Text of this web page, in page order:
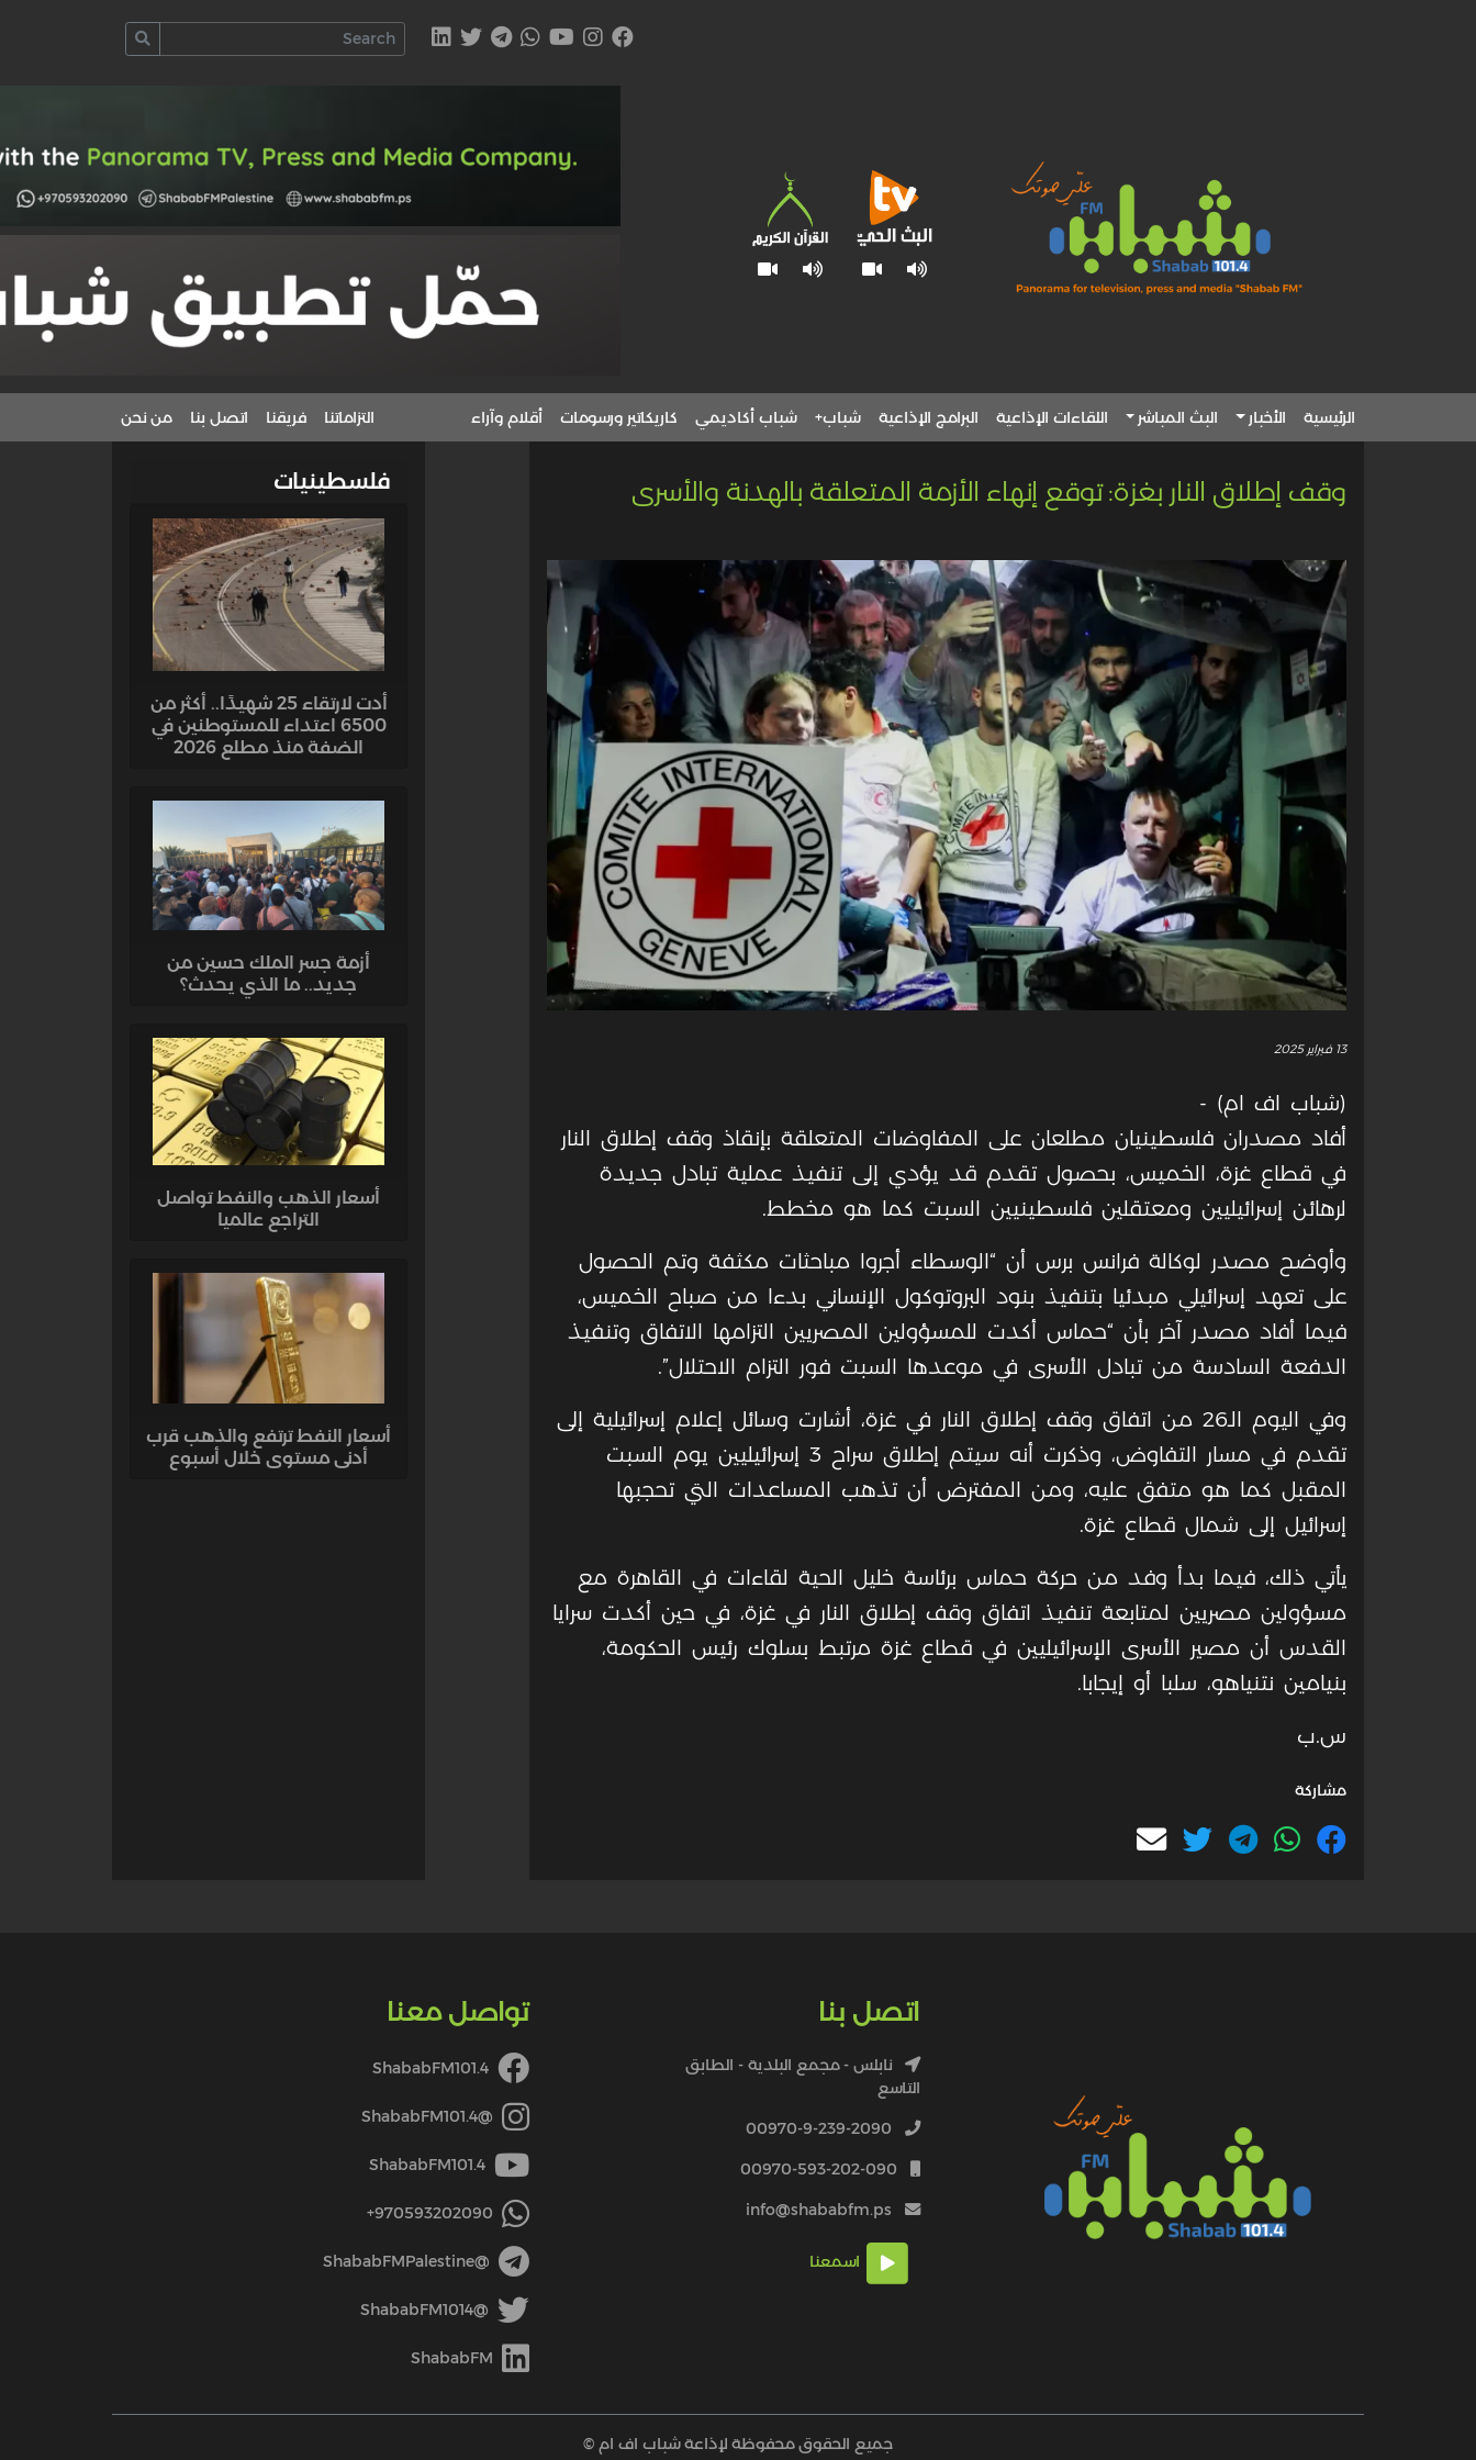
الرئيسية الأخبار البث المباشر اللقاءات الإذاعية البرامج الإذاعية شباب+ شباب أكاديمي كاريكاتير ورسومات أقلام وآراء التزاماتنا فريقنا اتصل بنا من نحن
وقف إطلاق النار بغزة: توقع إنهاء الأزمة المتعلقة بالهدنة والأسرى
13 فبراير 2025
(شباب اف ام) -
أفاد مصدران فلسطينيان مطلعان على المفاوضات المتعلقة بإنقاذ وقف إطلاق النار
في قطاع غزة، الخميس، بحصول تقدم قد يؤدي إلى تنفيذ عملية تبادل جديدة
لرهائن إسرائيليين ومعتقلين فلسطينيين السبت كما هو مخطط.
وأوضح مصدر لوكالة فرانس برس أن “الوسطاء أجروا مباحثات مكثفة وتم الحصول
على تعهد إسرائيلي مبدئيا بتنفيذ بنود البروتوكول الإنساني بدءا من صباح الخميس،
فيما أفاد مصدر آخر بأن “حماس أكدت للمسؤولين المصريين التزامها الاتفاق وتنفيذ
الدفعة السادسة من تبادل الأسرى في موعدها السبت فور التزام الاحتلال”.
وفي اليوم الـ26 من اتفاق وقف إطلاق النار في غزة، أشارت وسائل إعلام إسرائيلية إلى
تقدم في مسار التفاوض، وذكرت أنه سيتم إطلاق سراح 3 إسرائيليين يوم السبت
المقبل كما هو متفق عليه، ومن المفترض أن تذهب المساعدات التي تحجبها
إسرائيل إلى شمال قطاع غزة.
يأتي ذلك، فيما بدأ وفد من حركة حماس برئاسة خليل الحية لقاءات في القاهرة مع
مسؤولين مصريين لمتابعة تنفيذ اتفاق وقف إطلاق النار في غزة، في حين أكدت سرايا
القدس أن مصير الأسرى الإسرائيليين في قطاع غزة مرتبط بسلوك رئيس الحكومة،
بنيامين نتنياهو، سلبا أو إيجابا.
س.ب
مشاركة
فلسطينيات
أدت لارتقاء 25 شهيدًا.. أكثر من
6500 اعتداء للمستوطنين في
الضفة منذ مطلع 2026
أزمة جسر الملك حسين من
جديد.. ما الذي يحدث؟
أسعار الذهب والنفط تواصل
التراجع عالميا
أسعار النفط ترتفع والذهب قرب
أدنى مستوى خلال أسبوع
اتصل بنا
نابلس - مجمع البلدية - الطابق
التاسع
00970-9-239-2090
00970-593-202-090
info@shababfm.ps
اسمعنا
تواصل معنا
ShababFM101.4
@ShababFM101.4
ShababFM101.4
970593202090+
@ShababFMPalestine
@ShababFM1014
ShababFM
جميع الحقوق محفوظة لإذاعة شباب اف ام ©